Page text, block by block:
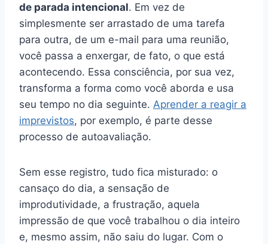
de parada intencional. Em vez de
simplesmente ser arrastado de uma tarefa
para outra, de um e-mail para uma reunião,
você passa a enxergar, de fato, o que está
acontecendo. Essa consciência, por sua vez,
transforma a forma como você aborda e usa
seu tempo no dia seguinte. Aprender a reagir a
imprevistos, por exemplo, é parte desse
processo de autoavaliação.
Sem esse registro, tudo fica misturado: o
cansaço do dia, a sensação de
improdutividade, a frustração, aquela
impressão de que você trabalhou o dia inteiro
e, mesmo assim, não saiu do lugar. Com o